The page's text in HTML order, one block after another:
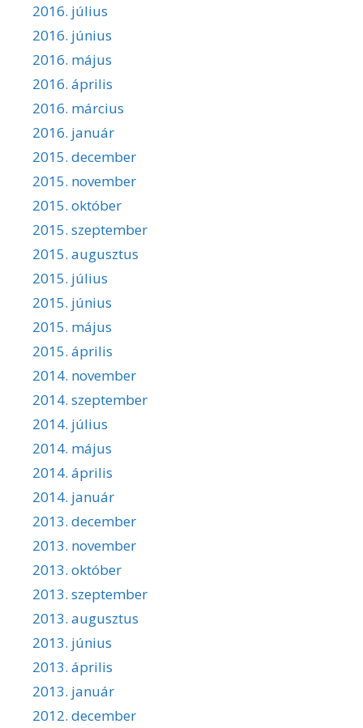
2016. július
2016. június
2016. május
2016. április
2016. március
2016. január
2015. december
2015. november
2015. október
2015. szeptember
2015. augusztus
2015. július
2015. június
2015. május
2015. április
2014. november
2014. szeptember
2014. július
2014. május
2014. április
2014. január
2013. december
2013. november
2013. október
2013. szeptember
2013. augusztus
2013. június
2013. április
2013. január
2012. december